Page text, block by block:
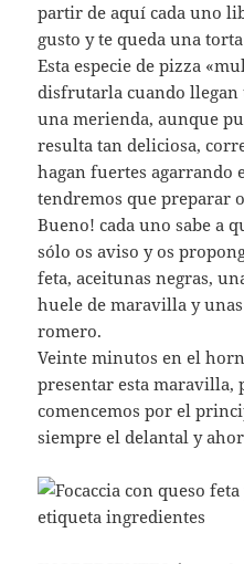
partir de aquí cada uno
gusto y te queda una
Esta especie de pizza
disfrutarla cuando llegan
una merienda, aunque
resulta tan deliciosa,
hagan fuertes agarrando
tendremos que preparar
Bueno! cada uno sabe a
sólo os aviso y os
feta, aceitunas negras,
huele de maravilla y
romero.
Veinte minutos en el
presentar esta maravilla,
comencemos por el
siempre el delantal y